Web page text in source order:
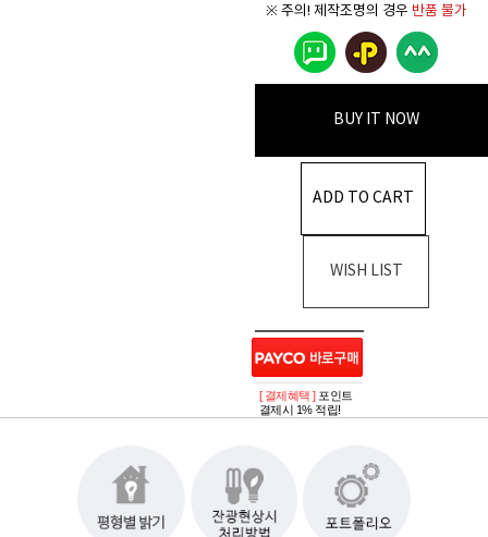
※ 주의! 제작조명의 경우 반품 불가
BUY IT NOW
ADD TO CART
WISH LIST
[ 결제혜택 ] 포인트
결제시 1% 적립!